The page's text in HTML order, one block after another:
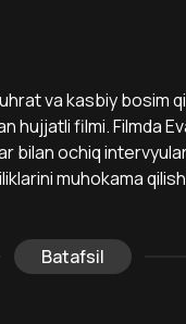
va kasbiy bosim
filmi. Filmda
bilan ochiq
muhokama
Batafsil